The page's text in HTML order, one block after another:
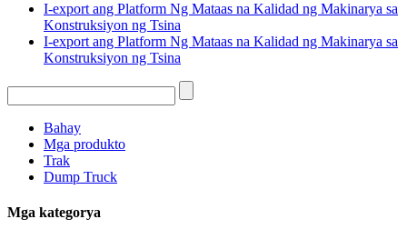
I-export ang Platform Ng Mataas na Kalidad ng Makinarya sa
Konstruksiyon ng Tsina
I-export ang Platform Ng Mataas na Kalidad ng Makinarya sa
Konstruksiyon ng Tsina
Bahay
Mga produkto
Trak
Dump Truck
Mga kategorya